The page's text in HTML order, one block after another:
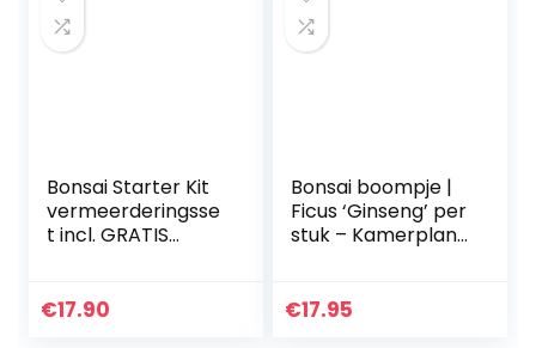
Bonsai Starter Kit
vermeerderingsse
t incl. GRATIS
kokosnootpotten,
€17.90
Bonsai boompje |
Ficus ‘Ginseng’ per
stuk – Kamerplant
€17.95